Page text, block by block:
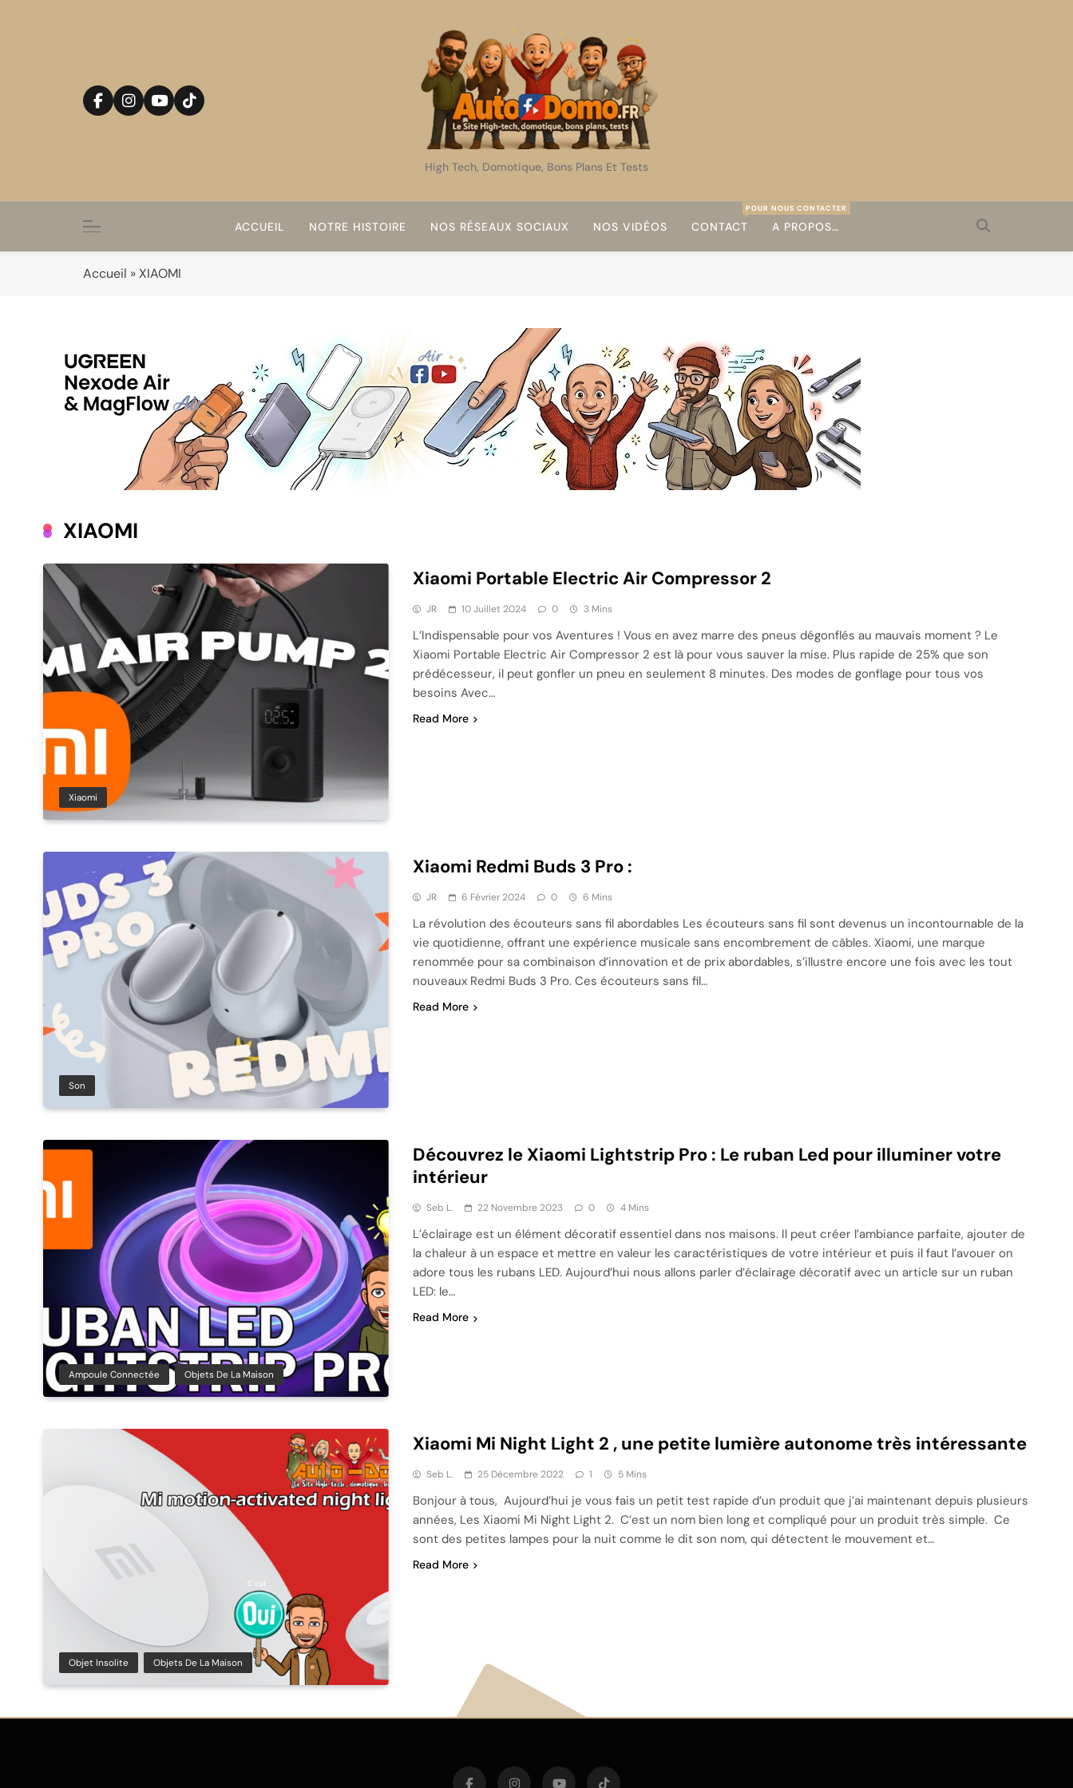
AutoDomo
High Tech, Domotique, Bons Plans Et Tests
ACCUEIL NOTRE HISTOIRE NOS RÉSEAUX SOCIAUX NOS VIDÉOS CONTACT
POUR NOUS CONTACTER
A PROPOS…
Accueil » XIAOMI
XIAOMI
Xiaomi
Xiaomi Portable Electric Air Compressor 2
JR 10 Juillet 2024 0 3 Mins
L’Indispensable pour vos Aventures ! Vous en avez marre des pneus dégonflés au mauvais moment ? Le
Xiaomi Portable Electric Air Compressor 2 est là pour vous sauver la mise. Plus rapide de 25% que son
prédécesseur, il peut gonfler un pneu en seulement 8 minutes. Des modes de gonflage pour tous vos
besoins Avec…
Read More
Son
Xiaomi Redmi Buds 3 Pro :
JR 6 Février 2024 0 6 Mins
La révolution des écouteurs sans fil abordables Les écouteurs sans fil sont devenus un incontournable de la
vie quotidienne, offrant une expérience musicale sans encombrement de câbles. Xiaomi, une marque
renommée pour sa combinaison d’innovation et de prix abordables, s’illustre encore une fois avec les tout
nouveaux Redmi Buds 3 Pro. Ces écouteurs sans fil…
Read More
Ampoule Connectée Objets De La Maison
Découvrez le Xiaomi Lightstrip Pro : Le ruban Led pour illuminer votre
intérieur
Seb L. 22 Novembre 2023 0 4 Mins
L’éclairage est un élément décoratif essentiel dans nos maisons. Il peut créer l’ambiance parfaite, ajouter de
la chaleur à un espace et mettre en valeur les caractéristiques de votre intérieur et puis il faut l’avouer on
adore tous les rubans LED. Aujourd’hui nous allons parler d’éclairage décoratif avec un article sur un ruban
LED: le…
Read More
Objet Insolite Objets De La Maison
Xiaomi Mi Night Light 2 , une petite lumière autonome très intéressante
Seb L. 25 Décembre 2022 1 5 Mins
Bonjour à tous, Aujourd’hui je vous fais un petit test rapide d’un produit que j’ai maintenant depuis plusieurs
années, Les Xiaomi Mi Night Light 2. C’est un nom bien long et compliqué pour un produit très simple. Ce
sont des petites lampes pour la nuit comme le dit son nom, qui détectent le mouvement et…
Read More